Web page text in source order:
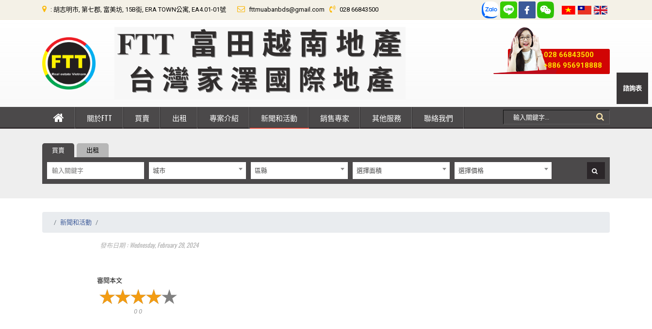
: 胡志明市, 第七郡, 富美坊, 15B街, ERA TOWN公寓, EA4.01-01號 fttmuabanbds@gmail.com 028 66843500
028 66843500
+886 956918888
關於FTT 買賣 出租 專案介紹 新聞和活動 銷售專家 其他服務 聯絡我們
買賣 出租
城市 區縣 選擇面積 選擇價格
新聞和活動
發布日期 : Wednesday, February 28, 2024
審閱本文
0 0
諮詢表